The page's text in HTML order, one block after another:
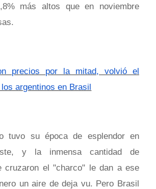
más altos que en noviembre
precios por la mitad, volvió el
argentinos en Brasil
tuvo su época de esplendor en
y la inmensa cantidad de
cruzaron el "charco" le dan a ese
un aire de deja vu. Pero Brasil